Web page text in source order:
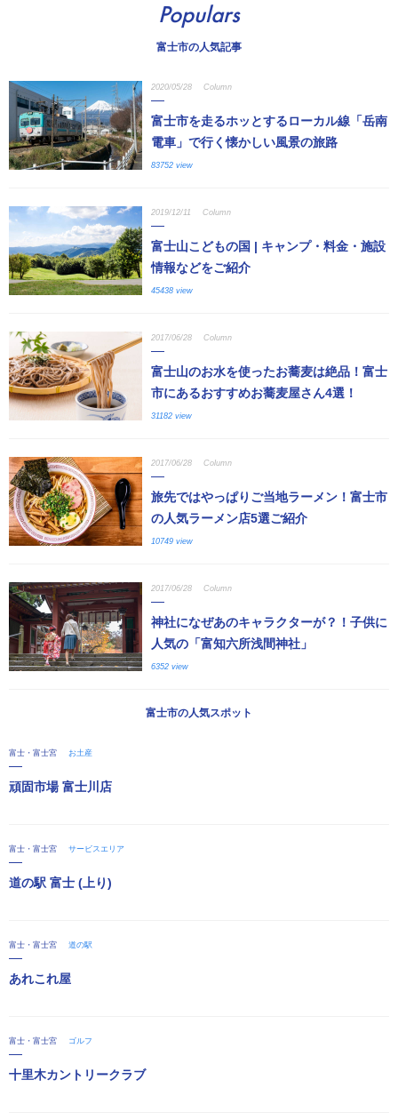
Populars
富士市の人気記事
2020/05/28 Column
富士市を走るホッとするローカル線「岳南
電車」で行く懐かしい風景の旅路
83752 view
2019/12/11 Column
富士山こどもの国 | キャンプ・料金・施設
情報などをご紹介
45438 view
2017/06/28 Column
富士山のお水を使ったお蕎麦は絶品！富士
市にあるおすすめお蕎麦屋さん4選！
31182 view
2017/06/28 Column
旅先ではやっぱりご当地ラーメン！富士市
の人気ラーメン店5選ご紹介
10749 view
2017/06/28 Column
神社になぜあのキャラクターが？！子供に
人気の「富知六所浅間神社」
6352 view
富士市の人気スポット
富士・富士宮 お土産
頑固市場 富士川店
富士・富士宮 サービスエリア
道の駅 富士 (上り)
富士・富士宮 道の駅
あれこれ屋
富士・富士宮 ゴルフ
十里木カントリークラブ